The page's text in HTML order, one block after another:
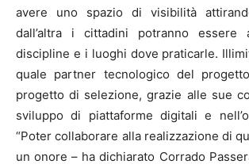
avere uno spazio di visibilità
dall’altra i cittadini potranno essere
discipline e i luoghi dove praticarle.
quale partner tecnologico del
progetto di selezione, grazie alle sue
sviluppo di piattaforme digitali e
“Poter collaborare alla realizzazione di
un onore – ha dichiarato Corrado